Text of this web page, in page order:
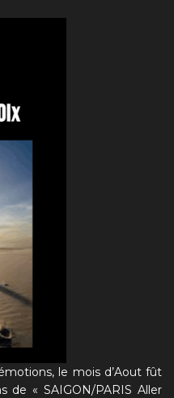
le mois d’Aout fût
de « SAIGON/PARIS Aller